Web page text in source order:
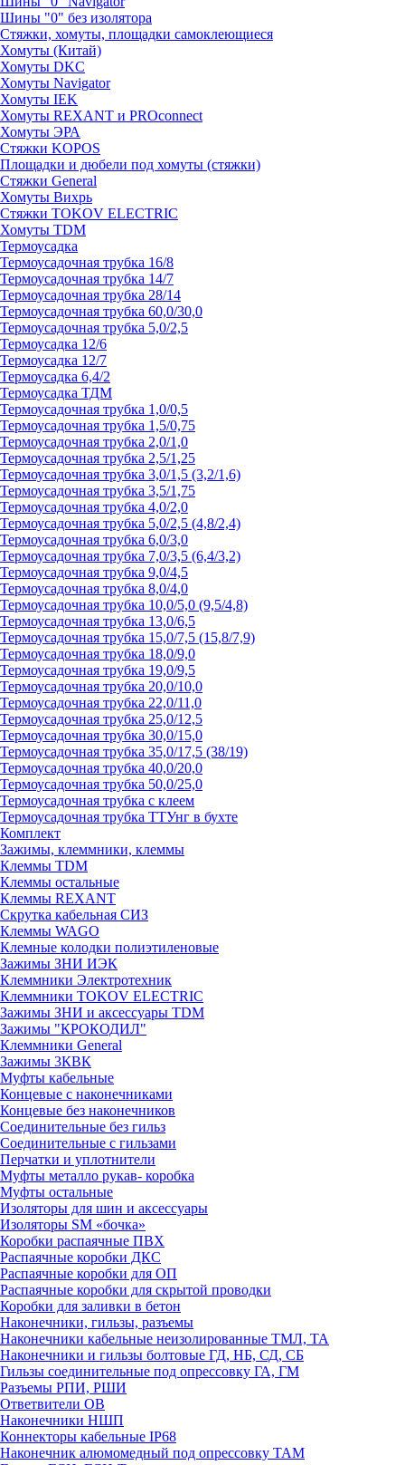
Шины "0" без изолятора
Стяжки, хомуты, площадки самоклеющиеся
Хомуты (Китай)
Хомуты DKC
Хомуты Navigator
Хомуты IEK
Хомуты REXANT и PROconnect
Хомуты ЭРА
Стяжки KOPOS
Площадки и дюбели под хомуты (стяжки)
Стяжки General
Хомуты Вихрь
Стяжки TOKOV ELECTRIC
Хомуты TDM
Термоусадка
Термоусадочная трубка 16/8
Термоусадочная трубка 14/7
Термоусадочная трубка 28/14
Термоусадочная трубка 60,0/30,0
Термоусадочная трубка 5,0/2,5
Термоусадка 12/6
Термоусадка 12/7
Термоусадка 6,4/2
Термоусадка ТДМ
Термоусадочная трубка 1,0/0,5
Термоусадочная трубка 1,5/0,75
Термоусадочная трубка 2,0/1,0
Термоусадочная трубка 2,5/1,25
Термоусадочная трубка 3,0/1,5 (3,2/1,6)
Термоусадочная трубка 3,5/1,75
Термоусадочная трубка 4,0/2,0
Термоусадочная трубка 5,0/2,5 (4,8/2,4)
Термоусадочная трубка 6,0/3,0
Термоусадочная трубка 7,0/3,5 (6,4/3,2)
Термоусадочная трубка 9,0/4,5
Термоусадочная трубка 8,0/4,0
Термоусадочная трубка 10,0/5,0 (9,5/4,8)
Термоусадочная трубка 13,0/6,5
Термоусадочная трубка 15,0/7,5 (15,8/7,9)
Термоусадочная трубка 18,0/9,0
Термоусадочная трубка 19,0/9,5
Термоусадочная трубка 20,0/10,0
Термоусадочная трубка 22,0/11,0
Термоусадочная трубка 25,0/12,5
Термоусадочная трубка 30,0/15,0
Термоусадочная трубка 35,0/17,5 (38/19)
Термоусадочная трубка 40,0/20,0
Термоусадочная трубка 50,0/25,0
Термоусадочная трубка с клеем
Термоусадочная трубка ТТУнг в бухте
Комплект
Зажимы, клеммники, клеммы
Клеммы TDM
Клеммы остальные
Клеммы REXANT
Скрутка кабельная СИЗ
Клеммы WAGO
Клемные колодки полиэтиленовые
Зажимы ЗНИ ИЭК
Клеммники Электротехник
Клеммники TOKOV ELECTRIC
Зажимы ЗНИ и аксессуары TDM
Зажимы "КРОКОДИЛ"
Клеммники General
Зажимы 3КВК
Муфты кабельные
Концевые с наконечниками
Концевые без наконечников
Соединительные без гильз
Соединительные с гильзами
Перчатки и уплотнители
Муфты металло рукав- коробка
Муфты остальные
Изоляторы для шин и аксессуары
Изоляторы SM «бочка»
Коробки распаячные ПВХ
Распаячные коробки ДКС
Распаячные коробки для ОП
Распаячные коробки для скрытой проводки
Коробки для заливки в бетон
Наконечники, гильзы, разъемы
Наконечники кабельные неизолированные ТМЛ, ТА
Наконечники и гильзы болтовые ГД, НБ, СД, СБ
Гильзы соединительные под опрессовку ГА, ГМ
Разъемы РПИ, РШИ
Ответвители ОВ
Наконечники НШП
Коннекторы кабельные IP68
Наконечник алюмомедный под опрессовку ТАМ